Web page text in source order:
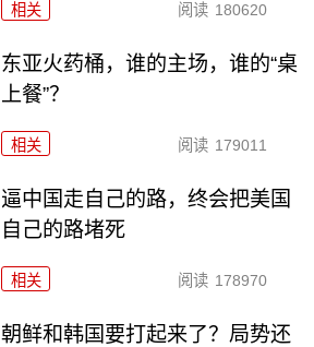
相关 阅读 180620
东亚火药桶，谁的主场，谁的“桌
上餐”？
相关 阅读 179011
逼中国走自己的路，终会把美国
自己的路堵死
相关 阅读 178970
朝鲜和韩国要打起来了？局势还